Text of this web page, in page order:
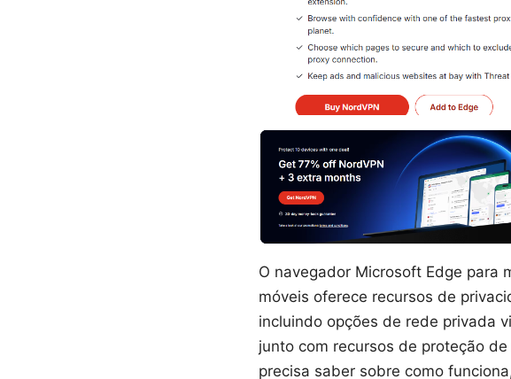
O navegador Microsoft Edge para
móveis oferece recursos de
incluindo opções de rede privada
junto com recursos de proteção
precisa saber sobre como